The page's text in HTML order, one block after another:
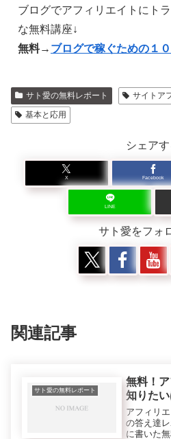
ブログでアフィリエイトにト
な無料講座↓
無料→ ブログで稼ぐための１
サト愛の無料レポート サイトア
基本と応用
シェアす
X Facebook
LINE
サト愛をフォ
関連記事
サト愛の無料レポート
無料！
知りた
アフィリ
の答え達
に書いた